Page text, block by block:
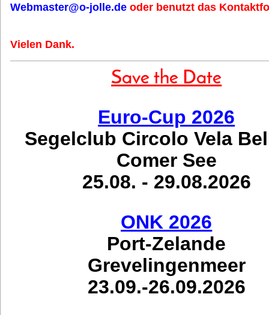
Webmaster@o-jolle.de oder benutzt das
Vielen Dank.
Save the Date
Euro-Cup 2026
Segelclub Circolo Vela
Comer See
25.08. - 29.08.2026
ONK 2026
Port-Zelande
Grevelingenmeer
23.09.-26.09.2026